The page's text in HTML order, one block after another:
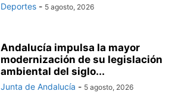
Deportes - 5 agosto, 2026
Andalucía impulsa la mayor
modernización de su legislación
ambiental del siglo...
Junta de Andalucía - 5 agosto, 2026